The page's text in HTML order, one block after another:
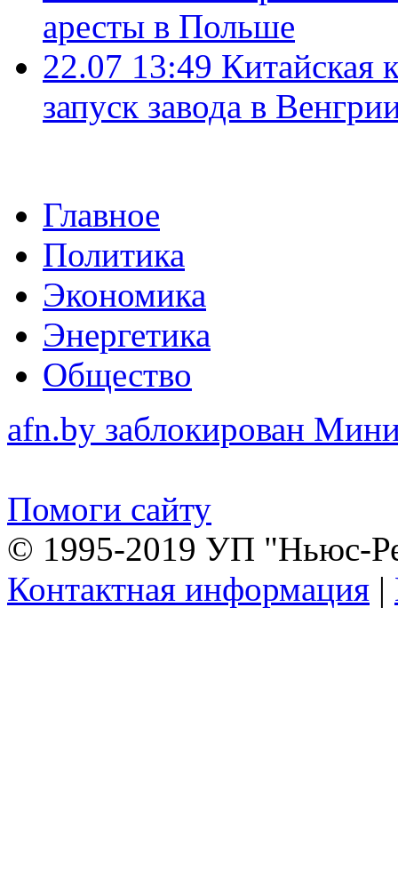
аресты в Польше
22.07 13:49 Китайская
запуск завода в
Главное
Политика
Экономика
Энергетика
Общество
afn.by заблокирован
Помоги сайту
© 1995-2019 УП "Ньюс-
Контактная информация |